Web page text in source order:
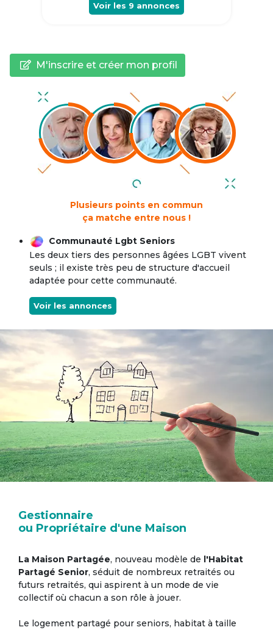
Voir les 9 annonces
M'inscrire et créer mon profil
Plusieurs points en commun
ça matche entre nous !
Communauté Lgbt Seniors
Les deux tiers des personnes âgées LGBT vivent
seuls ; il existe très peu de structure d'accueil
adaptée pour cette communauté.
Voir les annonces
Gestionnaire
ou Propriétaire d'une Maison
La Maison Partagée, nouveau modèle de l'Habitat
Partagé Senior, séduit de nombreux retraités ou
futurs retraités, qui aspirent à un mode de vie
collectif où chacun a son rôle à jouer.
Le logement partagé pour seniors, habitat à taille